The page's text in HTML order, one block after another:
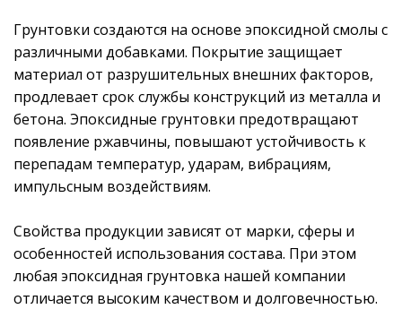
Грунтовки создаются на основе эпоксидной смолы с
различными добавками. Покрытие защищает
материал от разрушительных внешних факторов,
продлевает срок службы конструкций из металла и
бетона. Эпоксидные грунтовки предотвращают
появление ржавчины, повышают устойчивость к
перепадам температур, ударам, вибрациям,
импульсным воздействиям.
Свойства продукции зависят от марки, сферы и
особенностей использования состава. При этом
любая эпоксидная грунтовка нашей компании
отличается высоким качеством и долговечностью.